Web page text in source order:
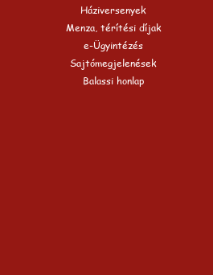
Háziversenyek
Menza, térítési díjak
e-Ügyintézés
Sajtómegjelenések
Balassi honlap